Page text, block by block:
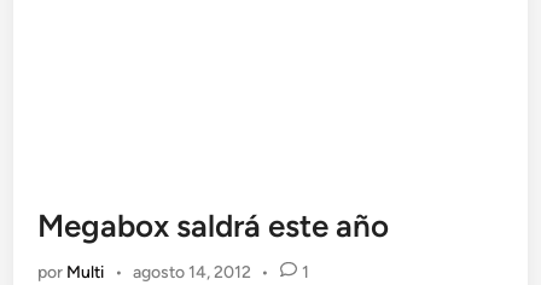
Megabox saldrá este año
por Multi • agosto 14, 2012 • 1